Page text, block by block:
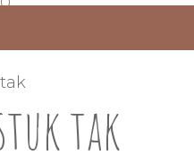
tak